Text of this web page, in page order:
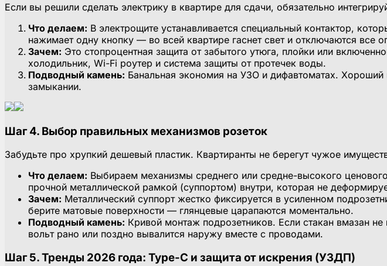
Если вы решили сделать электрику в квартире для сдачи, обязательно
Что делаем: В электрощите устанавливается специальный контактор,
нажимает одну кнопку — во всей квартире гаснет свет и отключаются все
Зачем: Это стопроцентная защита от забытого утюга, плойки или
холодильник, Wi-Fi роутер и система защиты от протечек воды.
Подводный камень: Банальная экономия на УЗО и дифавтоматах. Хороший
замыкании.
Шаг 4. Выбор правильных механизмов розеток
Забудьте про хрупкий дешевый пластик. Квартиранты не берегут чужое
Что делаем: Выбираем механизмы среднего или средне-высокого
прочной металлической рамкой (суппортом) внутри, которая не
Зачем: Металлический суппорт жестко фиксируется в усиленном
берите матовые поверхности — глянцевые царапаются моментально.
Подводный камень: Кривой монтаж подрозетников. Если стакан вмазан
вольт рано или поздно вывалится наружу вместе с проводами.
Шаг 5. Тренды 2026 года: Type-C и защита от искрения (УЗДП)